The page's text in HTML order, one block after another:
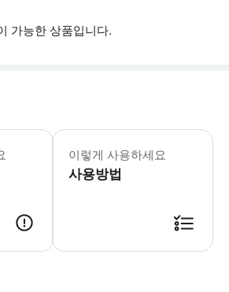
가능한 상품입니다.
▶ 꼭 알아두세요 * 만 2세 이하 어린
이렇게 사용하세요
사용방법